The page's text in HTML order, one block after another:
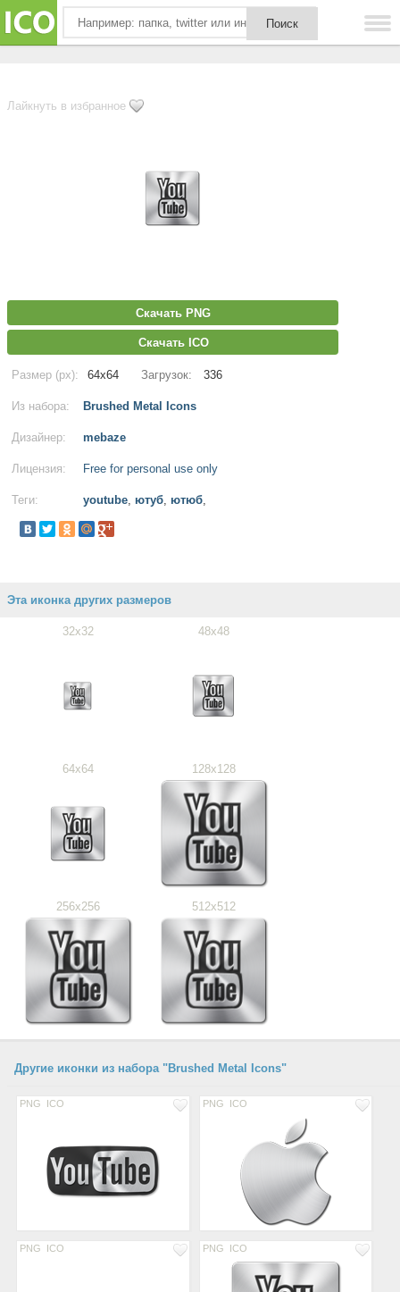
Лайкнуть в избранное
Скачать PNG
Скачать ICO
Размер (px): 64x64 Загрузок: 336
Из набора: Brushed Metal Icons
Дизайнер: mebaze
Лицензия: Free for personal use only
Теги: youtube, ютуб, ютюб,
Эта иконка других размеров
32x32 48x48
64x64 128x128
256x256 512x512
Другие иконки из набора "Brushed Metal Icons"
PNG ICO PNG ICO
PNG ICO PNG ICO